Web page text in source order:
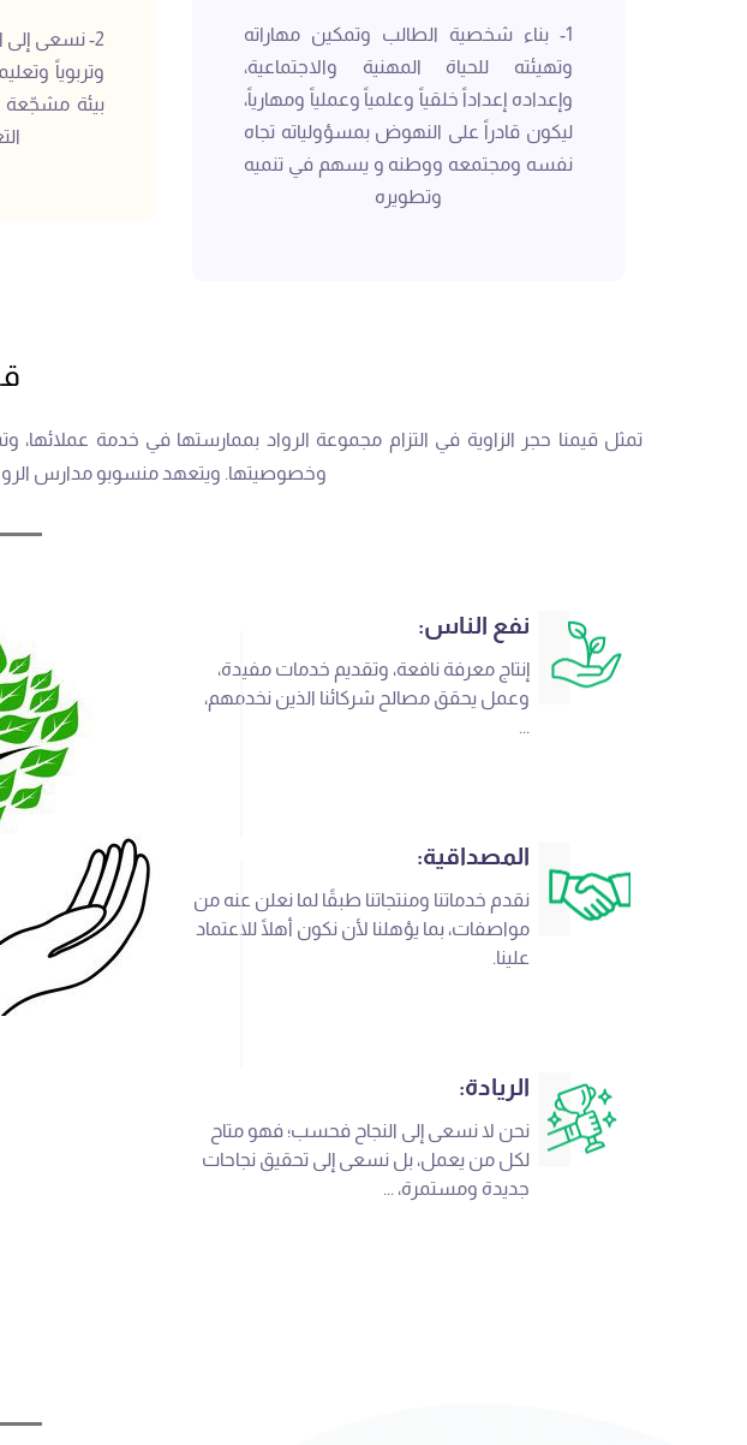
1- بناء شخصية الطالب وتمكين مهاراته
وتهيئته للحياة المهنية والاجتماعية،
وإعداده إعداداً خلقياً وعلمياً وعملياً ومهارياً،
ليكون قادراً على النهوض بمسؤولياته تجاه
نفسه ومجتمعه ووطنه و يسهم في تنميه
وتطويره
2- نسعى إلى
وتربوياً
بيئة مشجّعة
تمثل قيمنا حجر الزاوية في التزام مجموعة الرواد بممارستها في خدمة عملائها،
وخصوصيتها. ويتعهد منسوبو مدارس الرواد
نفع الناس:
إنتاج معرفة نافعة، وتقديم خدمات مفيدة،
وعمل يحقق مصالح شركائنا الذين نخدمهم،
المصداقية:
نقدم خدماتنا ومنتجاتنا طبقًا لما نعلن عنه من
مواصفات، بما يؤهلنا لأن نكون أهلًا للاعتماد
علينا.
الريادة:
نحن لا نسعى إلى النجاح فحسب؛ فهو متاح
لكل من يعمل، بل نسعى إلى تحقيق نجاحات
جديدة ومستمرة، ...